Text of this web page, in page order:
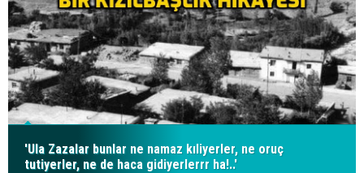
'Ula Zazalar bunlar ne namaz kıliyerler, ne oruç
tutiyerler, ne de haca gidiyerlerrr ha!..'